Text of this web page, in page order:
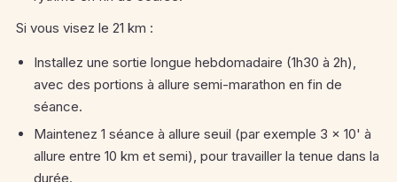
Si vous visez le 21 km :
Installez une sortie longue hebdomadaire (1h30 à 2h),
avec des portions à allure semi-marathon en fin de
séance.
Maintenez 1 séance à allure seuil (par exemple 3 × 10' à
allure entre 10 km et semi), pour travailler la tenue dans la
durée.